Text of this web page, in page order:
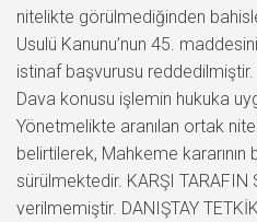
nitelikte görülmediğinden
Usulü Kanunu’nun 45.
istinaf başvurusu reddedilmiştir.
Dava konusu işlemin hukuka
Yönetmelikte aranılan ortak
belirtilerek, Mahkeme
sürülmektedir. KARŞI TARAFIN
verilmemiştir. DANIŞTAY